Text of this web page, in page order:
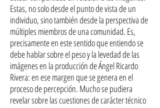
Estas, no solo desde el punto de vista de un
individuo, sino también desde la perspectiva de
múltiples miembros de una comunidad. Es,
precisamente en este sentido que entiendo se
debe hablar sobre el peso y la levedad de las
imágenes en la producción de Ángel Ricardo
Rivera: en ese margen que se genera en el
proceso de percepción. Mucho se pudiera
revelar sobre las cuestiones de carácter técnico